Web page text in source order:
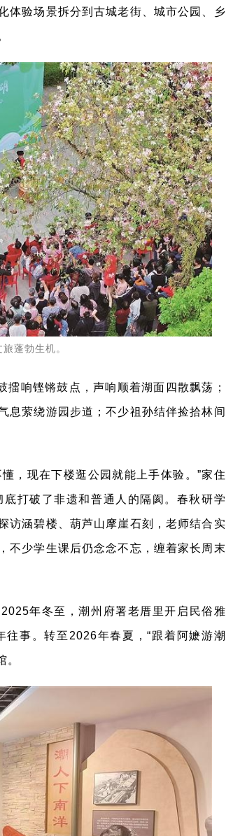
体验场景拆分到古城老街、城市公园、乡
蓬勃生机。
响铿锵鼓点，声响顺着湖面四散飘荡；
息萦绕游园步道；不少祖孙结伴捡拾林间
，现在下楼逛公园就能上手体验。”家住
打破了非遗和普通人的隔阂。春秋研学
访涵碧楼、葫芦山摩崖石刻，老师结合实
不少学生课后仍念念不忘，缠着家长周末
年冬至，潮州府署老厝里开启民俗雅
事。转至2026年春夏，“跟着阿嬷游潮
。